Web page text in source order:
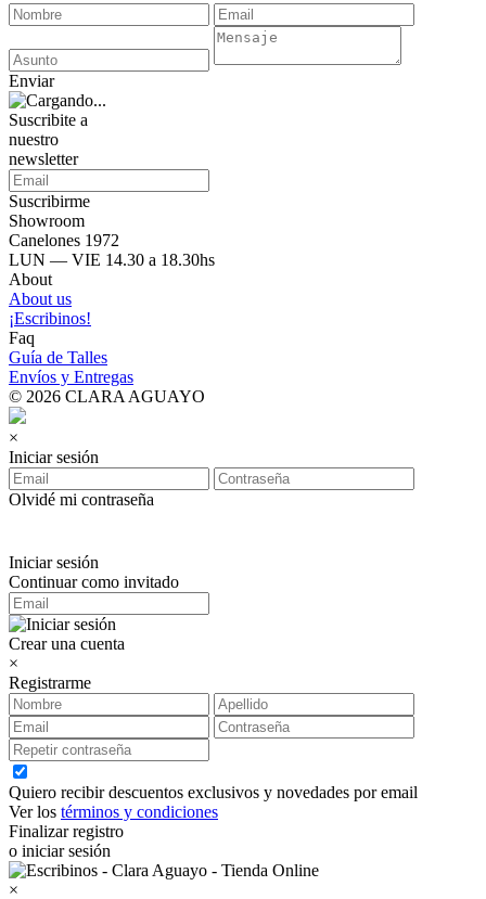
Enviar
Suscribite a
nuestro
newsletter
Suscribirme
Showroom
Canelones 1972
LUN — VIE 14.30 a 18.30hs
About
About us
¡Escribinos!
Faq
Guía de Talles
Envíos y Entregas
© 2026 CLARA AGUAYO
×
Iniciar sesión
Olvidé mi contraseña
Iniciar sesión
Continuar como invitado
Crear una cuenta
×
Registrarme
Quiero recibir descuentos exclusivos y novedades por email
Ver los términos y condiciones
Finalizar registro
o iniciar sesión
×